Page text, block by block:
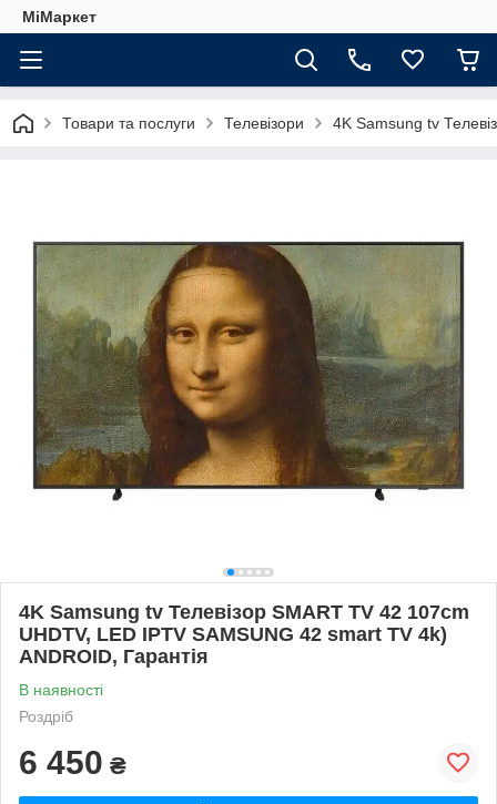
МіМаркет
Товари та послуги Телевізори 4K Samsung tv
4K Samsung tv Телевізор SMART TV 42 107cm
UHDTV, LED IPTV SAMSUNG 42 smart TV 4k)
ANDROID, Гарантія
В наявності
Роздріб
6 450 ₴